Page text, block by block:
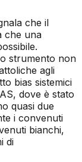
che il
che una
strumento non
agli
bias sistemici
dove è stato
quasi due
i convenuti
bianchi,
di